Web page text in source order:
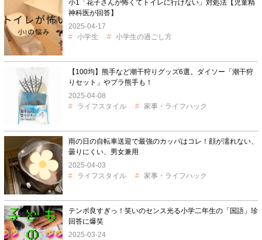
小1「花子さんが怖くてトイレに行けない」対処法【児童精
神科医が回答】
2025-04-17
小学生
小学生の過ごし方
【100均】熊手など潮干狩りグッズ6選。ダイソー「潮干狩
りセット」やプラ熊手も！
2025-04-08
ライフスタイル
家事・ライフハック
雨の日の自転車送迎で最強のカッパはコレ！顔が濡れない、
曇りにくい、男女兼用
2025-04-03
ライフスタイル
家事・ライフハック
テンポ良すぎっ！笑いのセンス光る小学二年生の「国語」珍
回答に爆笑
2025-03-24